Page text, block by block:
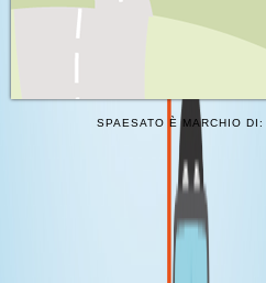
SPAESATO È MARCHIO DI: